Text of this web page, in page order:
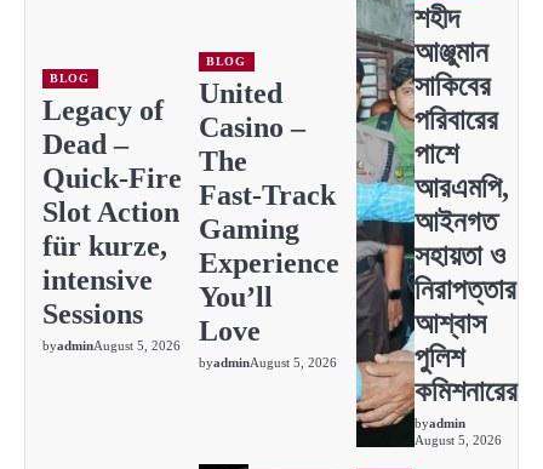
BLOG
Legacy of
Dead –
Quick‑Fire
Slot Action
für kurze,
intensive
Sessions
byadminAugust 5, 2026
BLOG
United
Casino –
The
Fast‑Track
Gaming
Experience
You’ll
Love
byadminAugust 5, 2026
শহীদ
আঞ্জুমান
সাকিবের
পরিবারের
পাশে
আরএমপি,
আইনগত
সহায়তা ও
নিরাপত্তার
আশ্বাস
পুলিশ
কমিশনারের
byadmin
August 5, 2026